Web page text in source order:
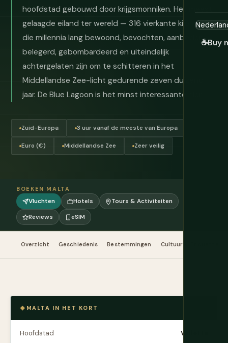
☕Buy
hoofdstad gebouwd door krijgsmonniken. Het meest
gelaagde eiland ter wereld — 316 vierkante kilometer
die millennia lang bewoond, bevochten, aanbeden,
belegerd, gebombardeerd en uiteindelijk
achtergelaten zijn om te schitteren in het
Middellandse Zee-licht gedurende zeven duizend
jaar. De Blue Lagoon is het minst interessante hier.
Zuid-Europa 3 uur vanaf de meeste van Europa
Euro (€) Middellandse Zee Zeer veilig
BOEKEN MALTA
Vluchten Hotels
Tours & Activiteiten
Reviews
eSIM
Overzicht Geschiedenis Bestemmingen Cultuur & Etiquette
MALTA IN HET KORT
Hoofdstad Valletta